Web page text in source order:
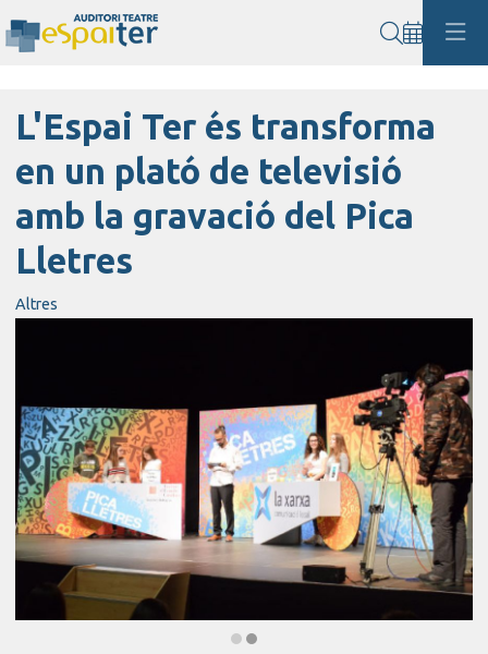
L'Espai Ter és transforma
en un plató de televisió
amb la gravació del Pica
Lletres
Altres